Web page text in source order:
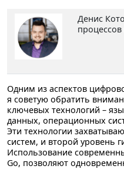
Денис
Одним из аспектов
я советую обратить
ключевых технологий –
данных, операционных
Эти технологии
систем, и второй уровень
Использование
Go, позволяют